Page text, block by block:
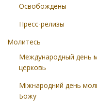
Освобождены
Пресс-релизы
Молитесь
Международный день
церковь
Міжнародний день
Божу